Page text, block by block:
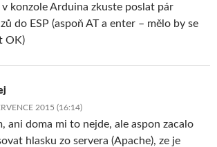
v konzole Arduina zkuste poslat pár
do ESP (aspoň AT a enter – mělo by se
OK)
2015 (16:14)
ani doma mi to nejde, ale aspon zacalo
hlasku zo servera (Apache), ze je